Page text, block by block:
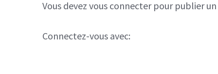
Vous devez vous connecterpour publier
Connectez-vous avec: